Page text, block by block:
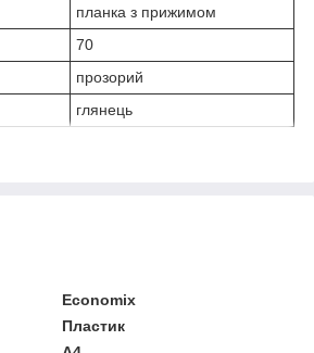
планка з прижимом
70
прозорий
глянець
Economix
Пластик